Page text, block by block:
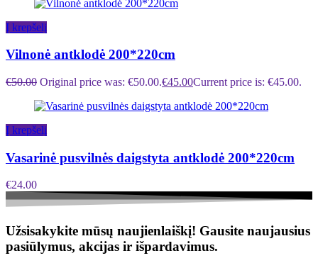
Į krepšelį
Vilnonė antklodė 200*220cm
€50.00 Original price was: €50.00.€45.00Current price is: €45.00.
Į krepšelį
Vasarinė pusvilnės daigstyta antklodė 200*220cm
€24.00
Užsisakykite mūsų naujienlaiškį! Gausite naujausius
pasiūlymus, akcijas ir išpardavimus.